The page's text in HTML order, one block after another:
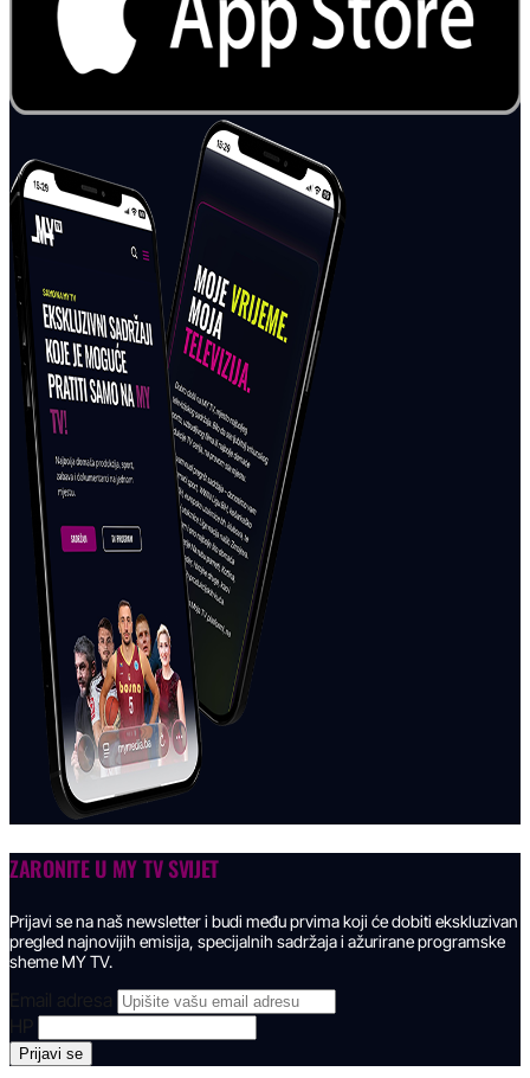
ZARONITE U MY TV SVIJET
Prijavi se na naš newsletter i budi među prvima koji će dobiti ekskluzivan
pregled najnovijih emisija, specijalnih sadržaja i ažurirane programske
sheme MY TV.
Email adresa